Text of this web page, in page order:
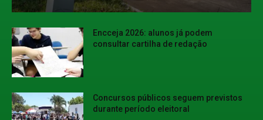
Encceja 2026: alunos já podem
consultar cartilha de redação
Concursos públicos seguem previstos
durante período eleitoral